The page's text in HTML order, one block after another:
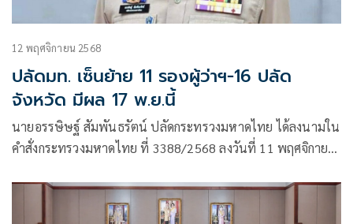
12 พฤศจิกายน 2568
ปลัดมท. เซ็นย้าย 11 รองผู้ว่าฯ-16 ปลัด
จังหวัด มีผล 17 พ.ย.นี้
นายอรรษิษฐ์ สัมพันธรัตน์ ปลัดกระทรวงมหาดไทย ได้ลงนามใน
คำสั่งกระทรวงมหาดไทย ที่ 3388/2568 ลงวันที่ 11 พฤศจิกายน
(รองผู้ว่าราชการจังหวัด) จำนวน 11 ราย โดยให้รายงานตัวและ
ปฏิบัติหน้าที่ในวันที่ 17 พฤศจิกายน 2568 ดังนี้